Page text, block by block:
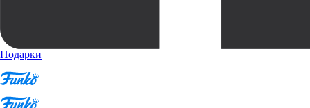
Подарки